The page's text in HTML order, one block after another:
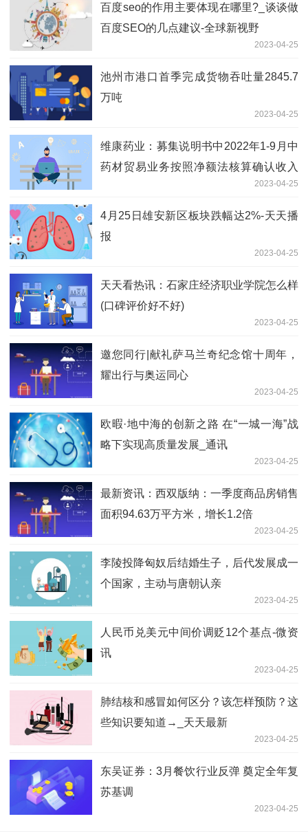
百度seo的作用主要体现在哪里?_谈谈做
百度SEO的几点建议-全球新视野
2023-04-25
池州市港口首季完成货物吞吐量2845.7
万吨
2023-04-25
维康药业：募集说明书中2022年1-9月中
药材贸易业务按照净额法核算确认收入
2023-04-25
4月25日雄安新区板块跌幅达2%-天天播
报
2023-04-25
天天看热讯：石家庄经济职业学院怎么样
(口碑评价好不好)
2023-04-25
邀您同行|献礼萨马兰奇纪念馆十周年，
耀出行与奥运同心
2023-04-25
欧暇·地中海的创新之路 在“一城一海”战
略下实现高质量发展_通讯
2023-04-25
最新资讯：西双版纳：一季度商品房销售
面积94.63万平方米，增长1.2倍
2023-04-25
李陵投降匈奴后结婚生子，后代发展成一
个国家，主动与唐朝认亲
2023-04-25
人民币兑美元中间价调贬12个基点-微资
讯
2023-04-25
肺结核和感冒如何区分？该怎样预防？这
些知识要知道→_天天最新
2023-04-25
东吴证券：3月餐饮行业反弹 奠定全年复
苏基调
2023-04-25